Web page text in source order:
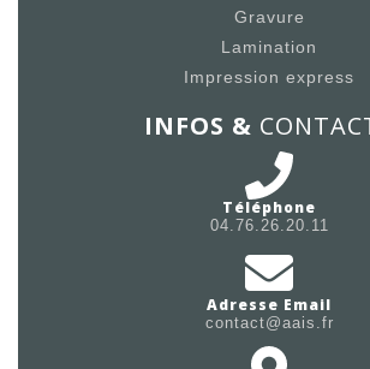
Gravure
Lamination
Impression express
INFOS &
Téléphone
04.76.26.20.11
Adresse Email
contact@aais.fr